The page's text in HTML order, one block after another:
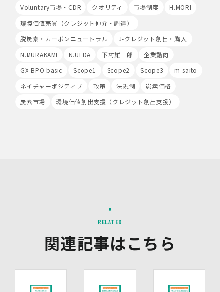
8.Google Analyticsの利用
「Google社」といいます。）の提供するGoogle
Analyticsを利用しますと、Google社又は当社の設定す
るCookieをもとにして、Google社が利用者様によるサ
Google社からその分析結果を受け取り、利用者様の利用
状況等を把握します。Google Analyticsにより収集、記
る情報は一切含まれません。また、それらの情報は、
告を配信します。また、当社が保有する個人情報と第三者
配信事業者が保有する個人情報について、本人が特定され
て照合を行い、その結果に基づいて広告を配信することが
あります。第三者配信事業者が、これらの情報を広告配信
当社の保有個人データについて、利用目的の通知・開示・
Voluntary市場・CDR
クオリティ 市場制度
H.MORI
環境価値売買（クレジット仲介・調達）
脱炭素・カーボンニュートラル
J-クレジット創出・購入
N.MURAKAMI
N.UEDA 下村雄一郎
企業動向
GX-BPO basic
Scope1 Scope2 Scope3
m-saito
ネイチャーポジティブ
政策 法規制
炭素価格
炭素市場
環境価値創出支援（クレジット創出支援）
RELATED
関連記事はこちら